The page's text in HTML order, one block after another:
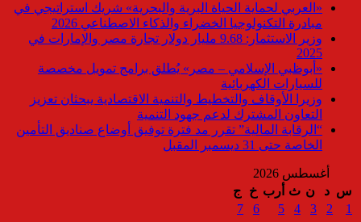
«العربي لحماية الحياة البرية والبحرية» شريك استراتيجي في
مبادرة التكنولوجيا الخضراء والذكاء الاصطناعي 2026
وزير الاستثمار: 9.68 مليار دولار تجارة مصر والإمارات في
2025
«أبوظبي الإسلامي – مصر» يُطلق برامج تمويل مخصصة
للسيارات الكهربائية
وزيرا الأوقاف والتخطيط والتنمية الاقتصادية يبحثان تعزيز
التعاون المشترك لدعم جهود التنمية
“الرقابة المالية” تقرر مد فترة توفيق أوضاع صناديق التأمين
الخاصة حتى 31 ديسمبر المقبل
أغسطس 2026
س د ن ث أرب خ
ج
1
2
3
4
5
6
7